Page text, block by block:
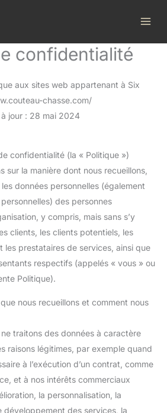
confidentialité
aux sites web appartenant à Six
chasse.com/
jour : 28 mai 2024
confidentialité (la « Politique »)
sur la manière dont nous recueillons,
données personnelles (également
des personnes
y compris, mais sans s’y
clients, les clients potentiels, les
les prestataires de services, ainsi que
respectifs (appelés « vous » ou
Politique).
nous recueillons et comment nous
traitons des données à caractère
raisons légitimes, par exemple quand
à l’exécution d’un contrat, comme
et à nos intérêts commerciaux
la personnalisation, la
développement des services, la